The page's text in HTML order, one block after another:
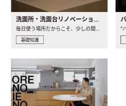
洗面所・洗面台リノベーションの事例と間取りアイデア
毎日使う場所だからこそ、少しの間取りの工夫や素材の選び方で..
基礎知識